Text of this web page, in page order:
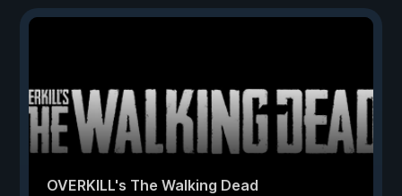
OVERKILL's The Walking Dead